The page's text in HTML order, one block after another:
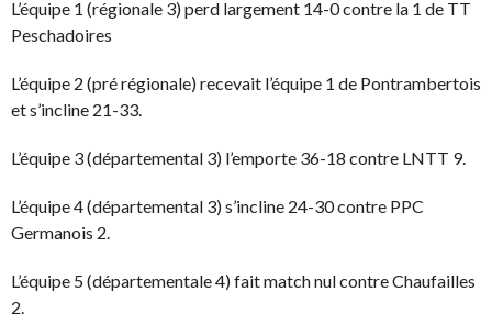
L’équipe 1 (régionale 3) perd largement 14-0 contre la 1 de TT
Peschadoires
L’équipe 2 (pré régionale) recevait l’équipe 1 de Pontrambertois
et s’incline 21-33.
L’équipe 3 (départemental 3) l’emporte 36-18 contre LNTT 9.
L’équipe 4 (départemental 3) s’incline 24-30 contre PPC
Germanois 2.
L’équipe 5 (départementale 4) fait match nul contre Chaufailles
2.